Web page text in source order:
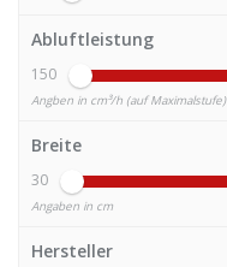
Abluftleistung
150
Angben in cm³/h (auf Maximalstufe)
Breite
30
Angaben in cm
Hersteller